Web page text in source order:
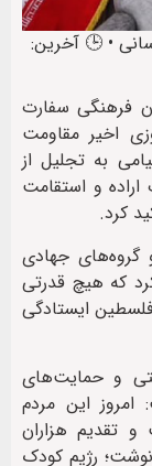
۱۴۰۳ ساعت ۲۱:۴۱ • 🔄 ۰ بروزرسانی • 🕒 آخرین:
فرهنگی سفارت
اخیر مقاومت
به تجلیل از
و استقامت
کرد.
گروه‌های جهادی
که هیچ قدرتی
ایستادگی
و حمایت‌های
این مردم
و تقدیم هزاران
رژیم کودک